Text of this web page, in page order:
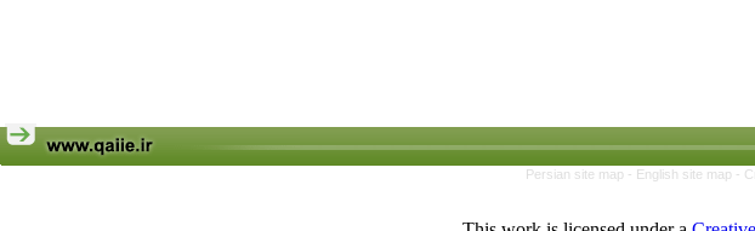
Persian site map - English site map -